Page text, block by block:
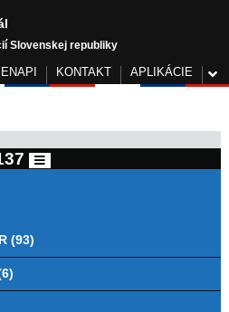
Slovenskej republiky
KONTAKT APLIKÁCIE
(93)